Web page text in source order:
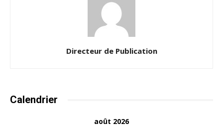
Directeur de Publication
Calendrier
août 2026